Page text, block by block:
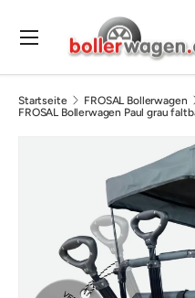
Direkt zum Inhalt
Suchen
Menü
Startseite
FROSAL Bollerwagen
FROSAL Bollerwagen Paul grau